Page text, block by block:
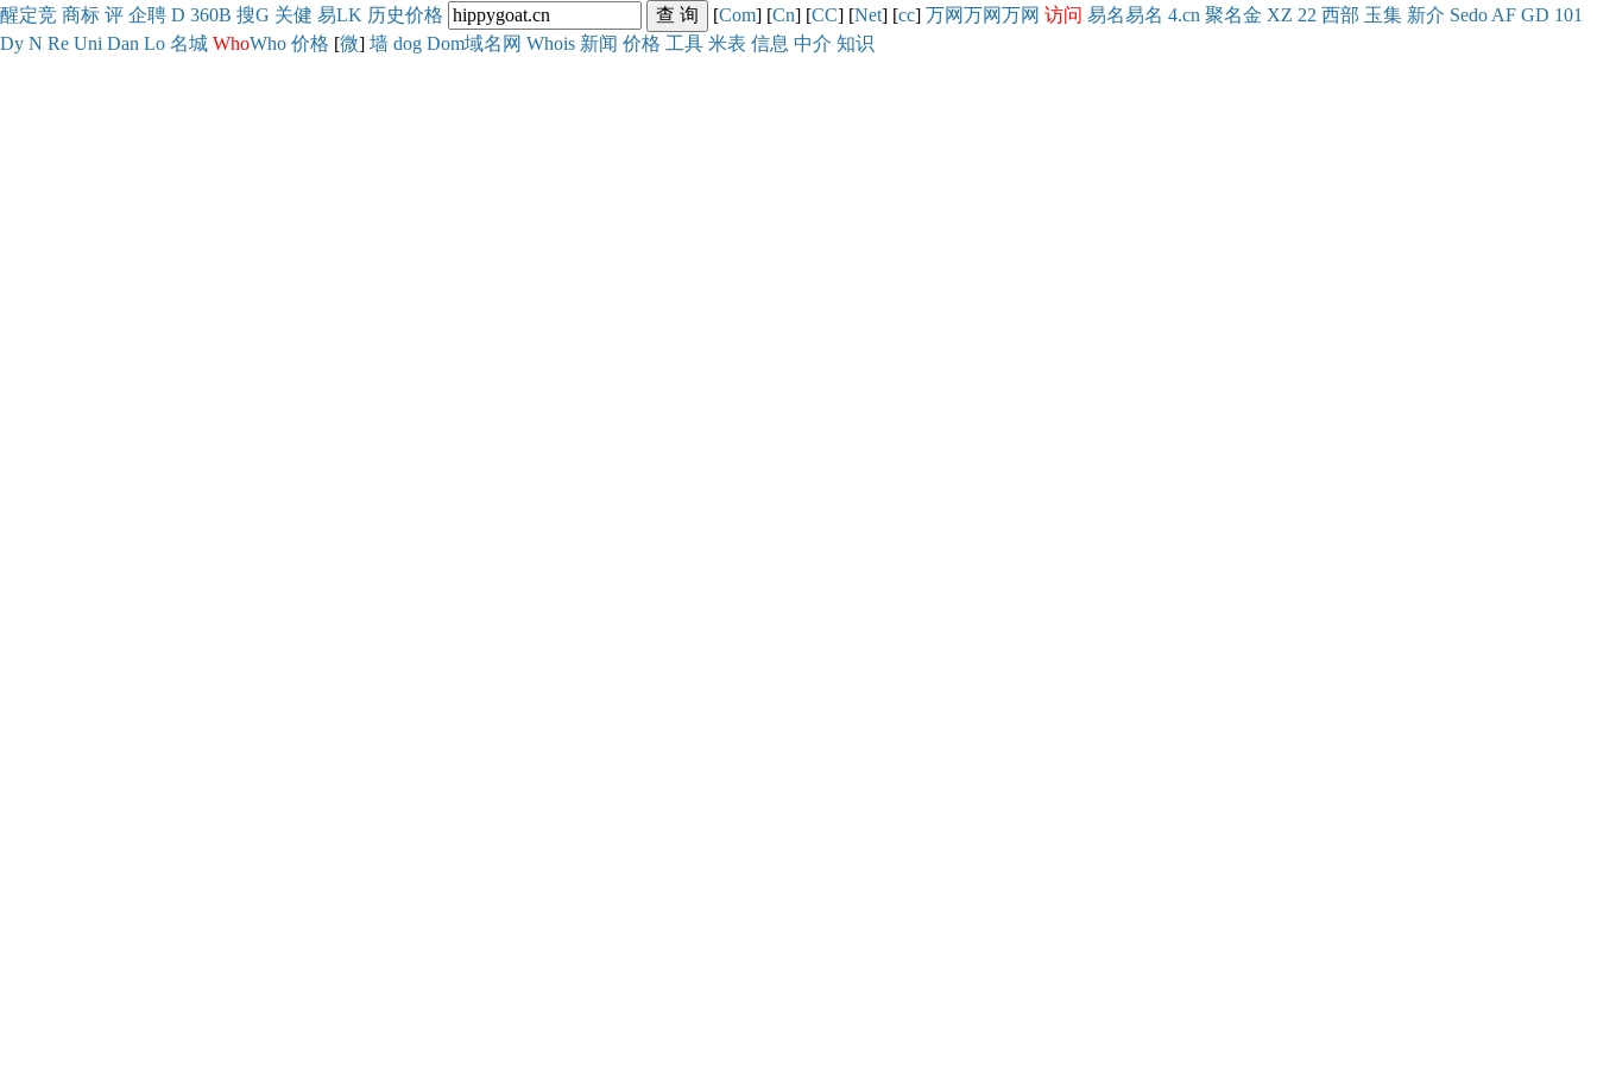
醒定竞 商标 评 企聘 D 360B 搜G 关健 易LK 历史价格 [Com] [Cn] [CC] [Net] [cc] 万网万网万网 访问 易名易名 4.cn 聚名金 XZ 22 西部 玉集 新介 Sedo AF GD 101
Dy N Re Uni Dan Lo 名城 WhoWho 价格 [微] 墙 dog Dom域名网 Whois 新闻 价格 工具 米表 信息 中介 知识